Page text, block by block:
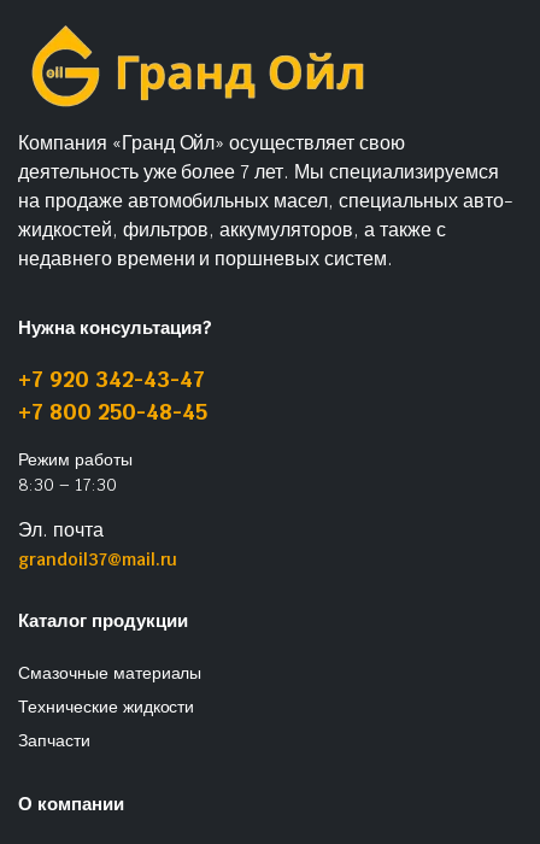
Компания «Гранд Ойл» осуществляет свою
деятельность уже более 7 лет. Мы специализируемся
на продаже автомобильных масел, специальных авто-
жидкостей, фильтров, аккумуляторов, а также с
недавнего времени и поршневых систем.
Нужна консультация?
+7 920 342-43-47
+7 800 250-48-45
Режим работы
8:30 – 17:30
Эл. почта
grandoil37@mail.ru
Каталог продукции
Смазочные материалы
Технические жидкости
Запчасти
О компании